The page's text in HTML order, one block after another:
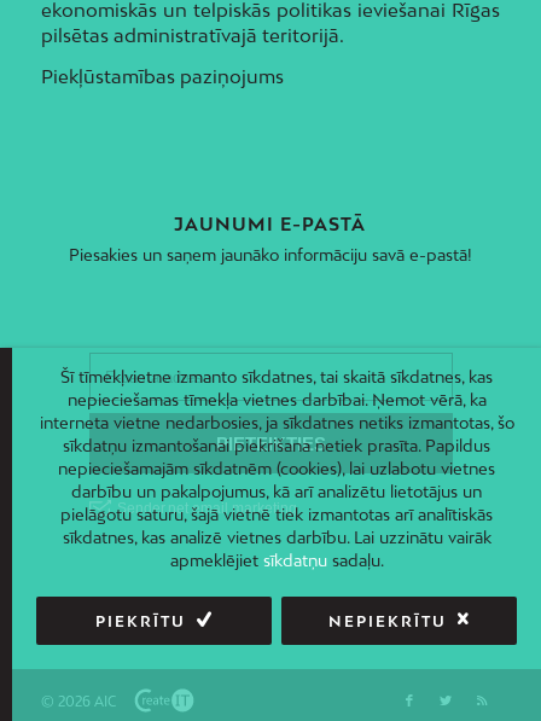
ekonomiskās un telpiskās politikas ieviešanai Rīgas
pilsētas administratīvajā teritorijā.
Piekļūstamības paziņojums
JAUNUMI E-PASTĀ
Piesakies un saņem jaunāko informāciju savā e-pastā!
© 2026 AIC
Šī tīmekļvietne izmanto sīkdatnes, tai skaitā sīkdatnes, kas
nepieciešamas tīmekļa vietnes darbībai. Ņemot vērā, ka
interneta vietne nedarbosies, ja sīkdatnes netiks izmantotas, šo
sīkdatņu izmantošanai piekrišana netiek prasīta. Papildus
nepieciešamajām sīkdatnēm (cookies), lai uzlabotu vietnes
darbību un pakalpojumus, kā arī analizētu lietotājus un
pielāgotu saturu, šajā vietnē tiek izmantotas arī analītiskās
sīkdatnes, kas analizē vietnes darbību. Lai uzzinātu vairāk
apmeklējiet sīkdatņusadaļu.
PIEKRĪTU NEPIEKRĪTU